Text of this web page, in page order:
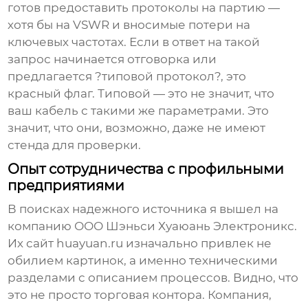
готов предоставить протоколы на партию —
хотя бы на VSWR и вносимые потери на
ключевых частотах. Если в ответ на такой
запрос начинается отговорка или
предлагается ?типовой протокол?, это
красный флаг. Типовой — это не значит, что
ваш кабель с такими же параметрами. Это
значит, что они, возможно, даже не имеют
стенда для проверки.
Опыт сотрудничества с профильными
предприятиями
В поисках надежного источника я вышел на
компанию ООО Шэньси Хуаюань Электроникс.
Их сайт huayuan.ru изначально привлек не
обилием картинок, а именно техническими
разделами с описанием процессов. Видно, что
это не просто торговая контора. Компания,